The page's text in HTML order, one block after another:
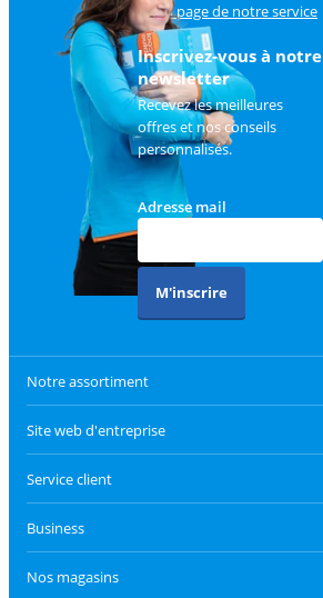
surla page de notre service
client.
Inscrivez-vous à notre
newsletter
Recevez les meilleures
offres et nos conseils
personnalisés.
Adresse mail
M'inscrire
Notre assortiment
Site web d'entreprise
Service client
Business
Nos magasins